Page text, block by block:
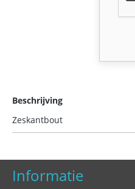
Beschrijving
Zeskantbout
Informatie